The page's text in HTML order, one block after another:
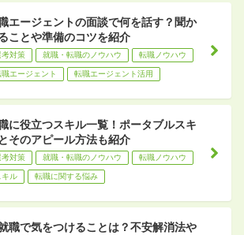
エージェントの面談で何を話す？聞か
ことや準備のコツを紹介
考対策 就職・転職のノウハウ 転職ノウハウ
職エージェント 転職エージェント活用
に役立つスキル一覧！ポータブルスキ
そのアピール方法も紹介
考対策 就職・転職のノウハウ 転職ノウハウ
キル 転職に関する悩み
職で気をつけることは？不安解消法や